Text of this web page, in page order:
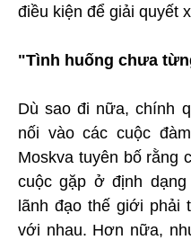
điều kiện để giải quyết
"Tình huống chưa
Dù sao đi nữa, chính
nối vào các cuộc
Moskva tuyên bố rằng
cuộc gặp ở định
lãnh đạo thế giới phải
với nhau. Hơn nữa,